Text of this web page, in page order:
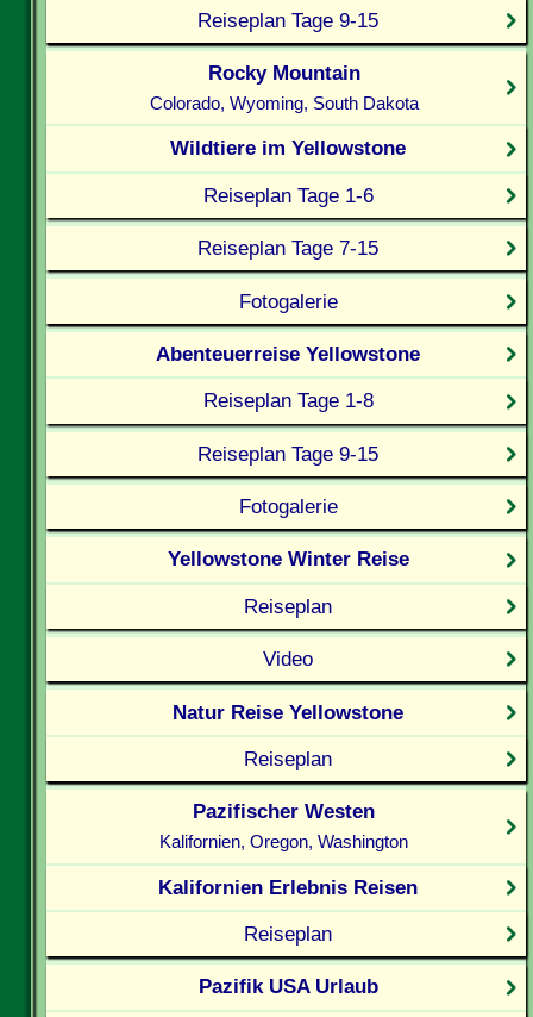
Reiseplan Tage 9-15
Rocky Mountain
Colorado, Wyoming, South Dakota
Wildtiere im Yellowstone
Reiseplan Tage 1-6
Reiseplan Tage 7-15
Fotogalerie
Abenteuerreise Yellowstone
Reiseplan Tage 1-8
Reiseplan Tage 9-15
Fotogalerie
Yellowstone Winter Reise
Reiseplan
Video
Natur Reise Yellowstone
Reiseplan
Pazifischer Westen
Kalifornien, Oregon, Washington
Kalifornien Erlebnis Reisen
Reiseplan
Pazifik USA Urlaub